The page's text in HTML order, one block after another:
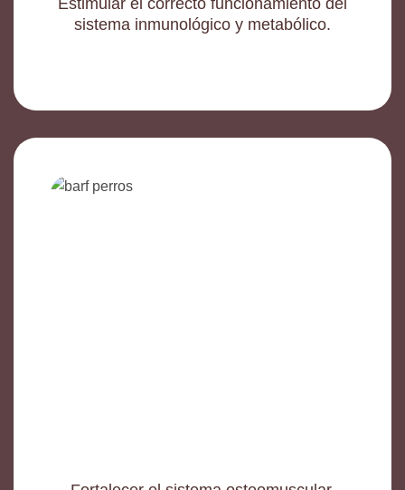
sistema inmunológico y metabólico.